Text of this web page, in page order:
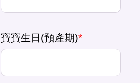
寶寶生日(預產期)*